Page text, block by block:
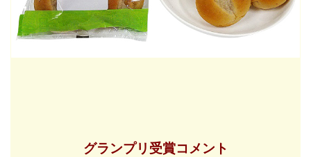
グランプリ受賞コメント